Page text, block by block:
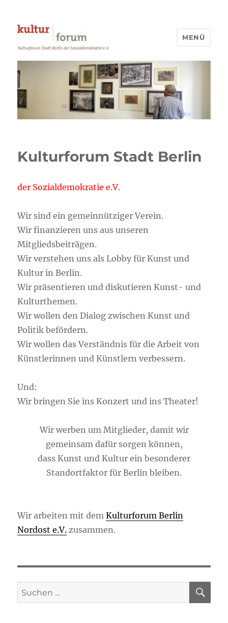
Kulturforum Stadt Berlin
MENÜ
Kulturforum Stadt Berlin
der Sozialdemokratie e.V.
Wir sind ein gemeinnütziger Verein.
Wir finanzieren uns aus unseren
Mitgliedsbeiträgen.
Wir verstehen uns als Lobby für Kunst und
Kultur in Berlin.
Wir präsentieren und diskutieren Kunst- und
Kulturthemen.
Wir wollen den Dialog zwischen Kunst und
Politik befördern.
Wir wollen das Verständnis für die Arbeit von
Künstlerinnen und Künstlern verbessern.
Und:
Wir bringen Sie ins Konzert und ins Theater!
Wir werben um Mitglieder, damit wir
gemeinsam dafür sorgen können,
dass Kunst und Kultur ein besonderer
Standortfaktor für Berlin bleiben.
Wir arbeiten mit demKulturforum Berlin
Nordost e.V. zusammen.
Suchen
nach: